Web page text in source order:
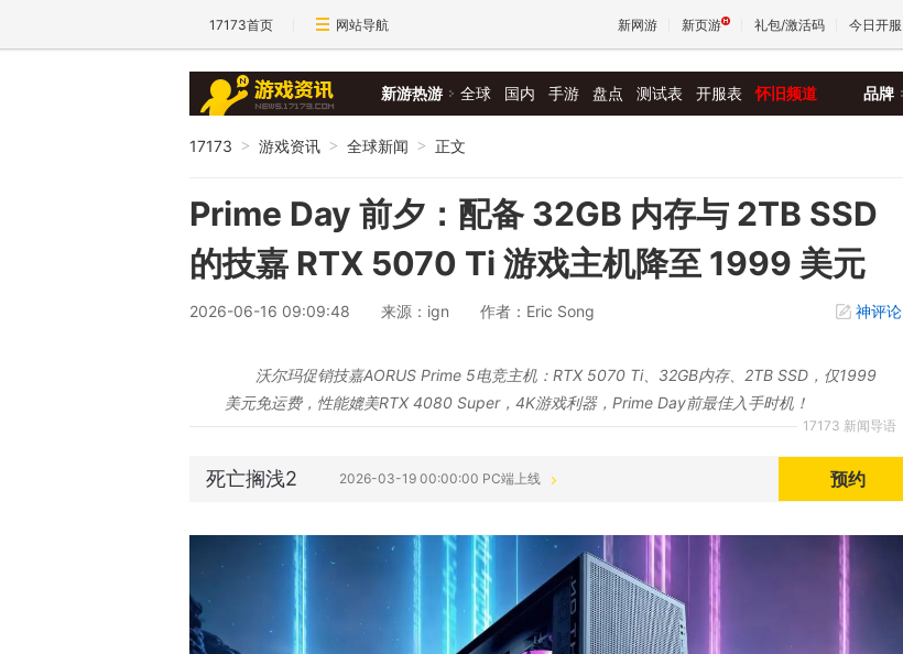
17173首页 网站导航 新网游 新页游 礼包/激活码 今日开服
新游热游 全球 国内 手游 盘点 测试表 开服表 怀旧频道 品牌
17173 > 游戏资讯 > 全球新闻 > 正文
Prime Day 前夕：配备 32GB 内存与 2TB SSD
的技嘉 RTX 5070 Ti 游戏主机降至 1999 美元
2026-06-16 09:09:48 来源：ign 作者：Eric Song 神评论
17173 新闻导语
沃尔玛促销技嘉AORUS Prime 5电竞主机：RTX 5070 Ti、32GB内存、2TB SSD，仅1999
美元免运费，性能媲美RTX 4080 Super，4K游戏利器，Prime Day前最佳入手时机！
死亡搁浅2 2026-03-19 00:00:00 PC端上线 预约